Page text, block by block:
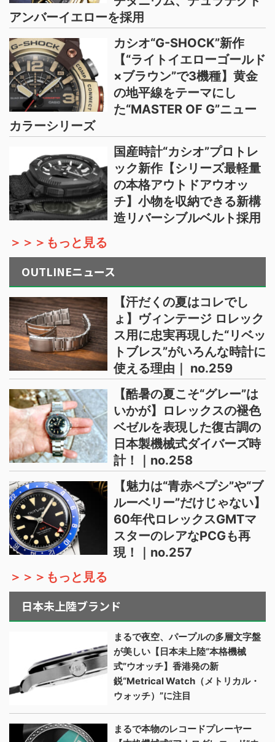
アンバーイエローを採用
カシオ“G-SHOCK”新作
【“ライトイエローゴールド
×ブラウン”で3機種】黄金
の地平線をテーマにし
た“MASTER OF G”ニュー
カラーシリーズ
国産時計“カシオ”プロトレ
ック新作【シリーズ最軽量
の本格アウトドアウオッ
チ】小物を収納できる新構
造リバーシブルベルト採用
＞＞＞もっと見る
OUTLINEニュース
【汗だくの夏はコレでし
ょ】ヴィンテージ ロレック
ス用に忠実再現した“リベッ
トブレス”がいろんな時計に
使える理由｜ no.259
【酷暑の夏こそ“グレー”は
いかが】ロレックスの褪色
ベゼルを表現した復古調の
日本製機械式ダイバーズ時
計！｜no.258
【魅力は“青赤ペプシ”や“ブ
ルーベリー”だけじゃない】
60年代ロレックスGMTマ
スターのレアなPCGも再
現！｜no.257
＞＞＞もっと見る
日本未上陸ブランド
まるで夜空、パープルの多層文字盤
が美しい【日本未上陸“本格機械
式”ウオッチ】香港発の新
鋭“Metrical Watch（メトリカル・
ウォッチ）”に注目
まるで本物のレコードプレーヤー